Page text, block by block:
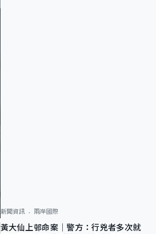
新聞資訊 兩岸國際
黃大仙上邨命案｜警方：行兇者多次就